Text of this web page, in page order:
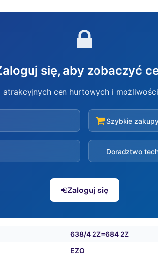
się, aby zobaczyć
atrakcyjnych cen hurtowych i
Szybkie
Doradztwo
Zaloguj się
638/4 2Z=684 2Z
EZO